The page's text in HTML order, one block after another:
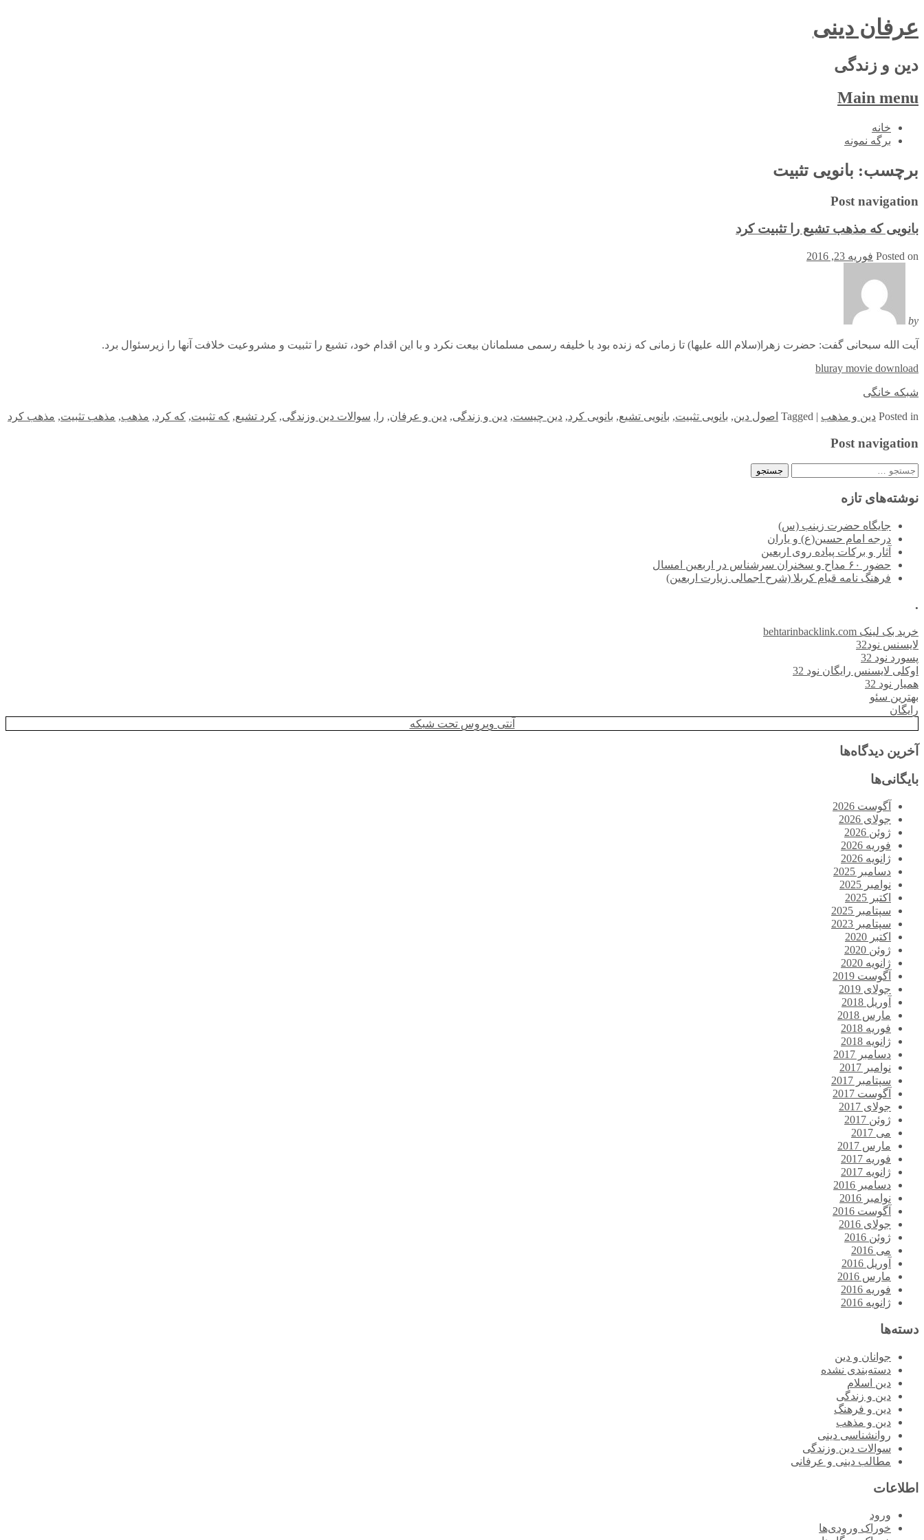
عرفان دینی
دین و زندگی
Main menu
Skip
خانه
برگه نمونه
برچسب: بانویی تثبیت
Post navigation
بانویی که مذهب تشیع را تثبیت کرد
Posted on فوریه 23, 2016
by
آیت الله سبحانی گفت: حضرت زهرا(سلام الله علیها) تا زمانی که زنده بود با خلیفه رسمی مسلمانان بیعت نکرد و با این اقدام خود، تشیع را تثبیت و مشروعیت خلافت آنها را زیرسئوال برد.
bluray movie download
شبکه خانگی
Posted in دین و مذهب |
Tagged اصول دین, بانویی تثبیت, بانویی تشیع, بانویی کرد, دین چیست, دین و زندگی, دین و عرفان, را , سوالات دین وزندگی, کرد تشیع, که تثبیت, که کرد, مذهب, مذهب تثبیت, مذهب کرد
Post navigation
جستجو
نوشته‌های تازه
جایگاه حضرت زینب (س)
درجه امام حسین(ع) و یاران
آثار و برکات پیاده روی اربعین
حضور ۶۰ مداح و سخنران سرشناس در اربعین امسال
فرهنگ نامه قیام کربلا (شرح اجمالی زیارت اربعین)
.
خرید بک لینک behtarinbacklink.com
لایسنس نود32
پسورد نود 32
اوکلی لایسنس رایگان نود 32
همیار نود 32
بهترین سئو
رایگان
آنتی ویروس تحت شبکه
آخرین دیدگاه‌ها
بایگانی‌ها
آگوست 2026
جولای 2026
ژوئن 2026
فوریه 2026
ژانویه 2026
دسامبر 2025
نوامبر 2025
اکتبر 2025
سپتامبر 2025
سپتامبر 2023
اکتبر 2020
ژوئن 2020
ژانویه 2020
آگوست 2019
جولای 2019
آوریل 2018
مارس 2018
فوریه 2018
ژانویه 2018
دسامبر 2017
نوامبر 2017
سپتامبر 2017
آگوست 2017
جولای 2017
ژوئن 2017
می 2017
مارس 2017
فوریه 2017
ژانویه 2017
دسامبر 2016
نوامبر 2016
آگوست 2016
جولای 2016
ژوئن 2016
می 2016
آوریل 2016
مارس 2016
فوریه 2016
ژانویه 2016
دسته‌ها
جوانان و دین
دسته‌بندی نشده
دین اسلام
دین و زندگی
دین و فرهنگ
دین و مذهب
روانشناسی دینی
سوالات دین وزندگی
مطالب دینی و عرفانی
اطلاعات
ورود
خوراک ورودی‌ها